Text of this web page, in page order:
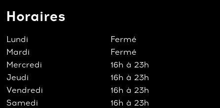
Horaires
Lundi
Fermé
Mardi
Fermé
Mercredi
16h à 23h
Jeudi
16h à 23h
Vendredi
16h à 23h
Samedi
16h à 23h